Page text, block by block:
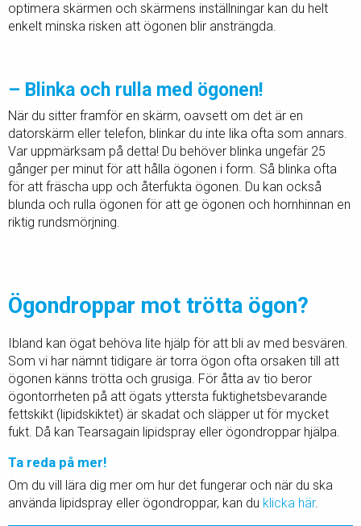
optimera skärmen och skärmens inställningar kan du helt
enkelt minska risken att ögonen blir ansträngda.
– Blinka och rulla med ögonen!
När du sitter framför en skärm, oavsett om det är en
datorskärm eller telefon, blinkar du inte lika ofta som annars.
Var uppmärksam på detta! Du behöver blinka ungefär 25
gånger per minut för att hålla ögonen i form. Så blinka ofta
för att fräscha upp och återfukta ögonen. Du kan också
blunda och rulla ögonen för att ge ögonen och hornhinnan en
riktig rundsmörjning.
Ögondroppar mot trötta ögon?
Ibland kan ögat behöva lite hjälp för att bli av med besvären.
Som vi har nämnt tidigare är torra ögon ofta orsaken till att
ögonen känns trötta och grusiga. För åtta av tio beror
ögontorrheten på att ögats yttersta fuktighetsbevarande
fettskikt (lipidskiktet) är skadat och släpper ut för mycket
fukt. Då kan Tearsagain lipidspray eller ögondroppar hjälpa.
Ta reda på mer!
Om du vill lära dig mer om hur det fungerar och när du ska
använda lipidspray eller ögondroppar, kan du klicka här.